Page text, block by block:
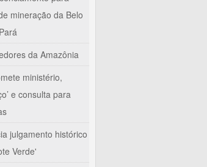
mineração da Belo
da Amazônia
ministério,
e consulta para
julgamento histórico
Verde'